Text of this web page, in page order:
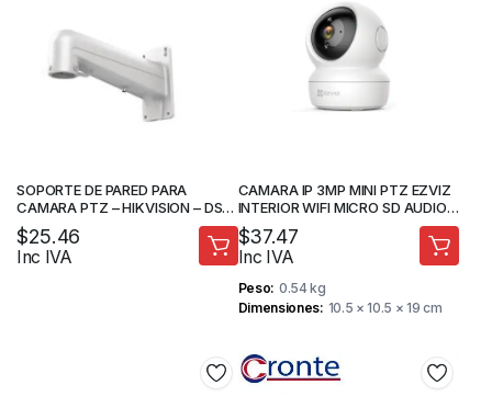
SOPORTE DE PARED PARA
CAMARA PTZ – HIKVISION – DS-
1602ZJ
$25.46
Inc IVA
CAMARA IP 3MP MINI PTZ EZVIZ
INTERIOR WIFI MICRO SD AUDIO 2
VIAS – CAMARA DE SEGURIDAD
$37.47
Inc IVA
Peso 0.54 kg
Dimensiones 10.5 × 10.5 × 19 cm